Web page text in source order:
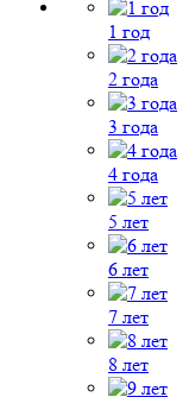
1 год
2 года
3 года
4 года
5 лет
6 лет
7 лет
8 лет